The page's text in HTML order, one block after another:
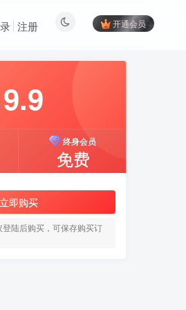
开通会员
注册
9.9
终身会员
免费
立即购买
陆后购买，可保存购买订